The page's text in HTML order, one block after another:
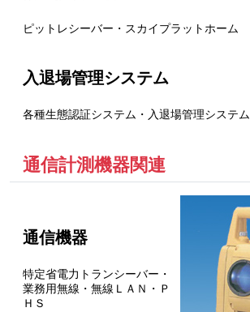
ピットレシーバー・スカイプラットホーム
入退場管理システム
各種生態認証システム・入退場管理システム
通信計測機器関連
通信機器
特定省電力トランシーバー・
業務用無線・無線ＬＡＮ・Ｐ
ＨＳ